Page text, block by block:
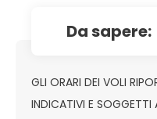
da sapere:
GLI ORARI DEI VOLI
INDICATIVI E SOGGETTI